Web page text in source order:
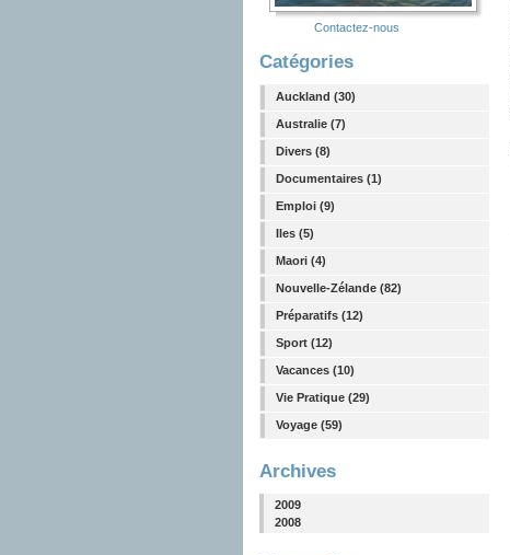
Contactez-nous
Catégories
Auckland (30)
Australie (7)
Divers (8)
Documentaires (1)
Emploi (9)
Iles (5)
Maori (4)
Nouvelle-Zélande (82)
Préparatifs (12)
Sport (12)
Vacances (10)
Vie Pratique (29)
Voyage (59)
Archives
2009
2008